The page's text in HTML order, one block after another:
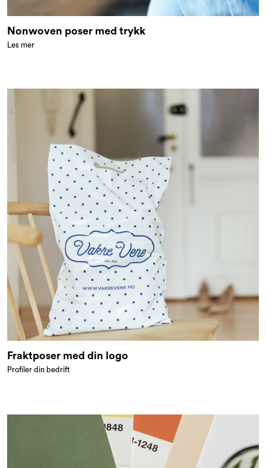
Nonwoven poser med trykk
Les mer
Fraktposer med din logo
Profiler din bedrift